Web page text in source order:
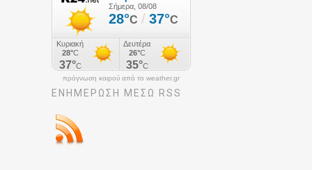
πρόγνωση καιρού από το weather.gr
ΕΝΗΜΈΡΩΣΉ ΜΕΣΩ RSS